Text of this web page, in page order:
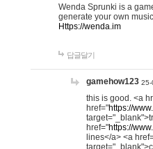
Wenda Sprunki is a
generate your own
Https://wenda.im
답글달기
gamehow123 25-
this is good. <a
href="https://
href="https://
lines</a> <a